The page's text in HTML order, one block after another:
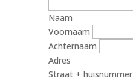
Naam
Voornaam
Achternaam
Adres
Straat + huisnummer